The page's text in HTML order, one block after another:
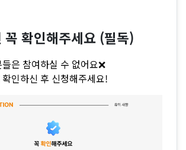
꼭 확인해주세요 (필독)
은 참여하실 수 없어요❌
인하신 후 신청해주세요!